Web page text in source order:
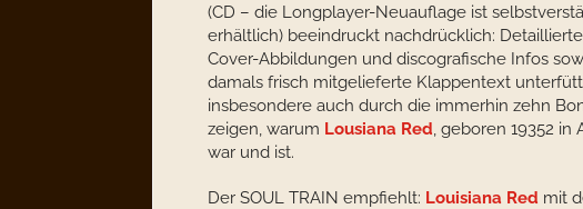
(CD – die Longplayer-Neuauflage ist
erhältlich) beeindruckt nachdrücklich:
Cover-Abbildungen und discografische Infos
damals frisch mitgelieferte Klappentext
insbesondere auch durch die immerhin zehn
zeigen, warum Lousiana Red, geboren 19352 in
war und ist.
Der SOUL TRAIN empfiehlt: Louisiana Red mit